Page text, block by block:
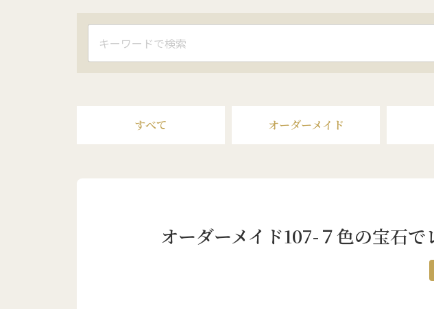
すべて オーダーメイド
オーダーメイド107-７色の宝石